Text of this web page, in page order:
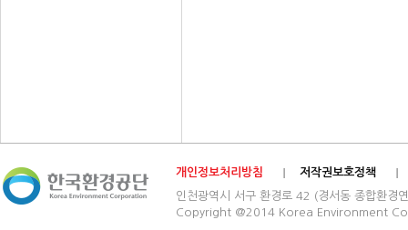
개인정보처리방침
저작권보호정책
인천광역시 서구 환경로 42 (경서동 종합
Copyright @2014 Korea Environment